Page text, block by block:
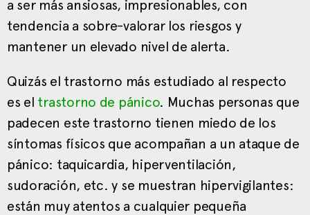
a ser más ansiosas, impresionables, con
tendencia a sobre-valorar los riesgos y
mantener un elevado nivel de alerta.
Quizás el trastorno más estudiado al respecto
es el trastorno de pánico. Muchas personas que
padecen este trastorno tienen miedo de los
síntomas físicos que acompañan a un ataque de
pánico: taquicardia, hiperventilación,
sudoración, etc. y se muestran hipervigilantes:
están muy atentos a cualquier pequeña